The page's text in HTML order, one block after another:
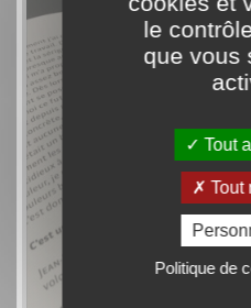
le
que vous
Tout
Tout
Politique de